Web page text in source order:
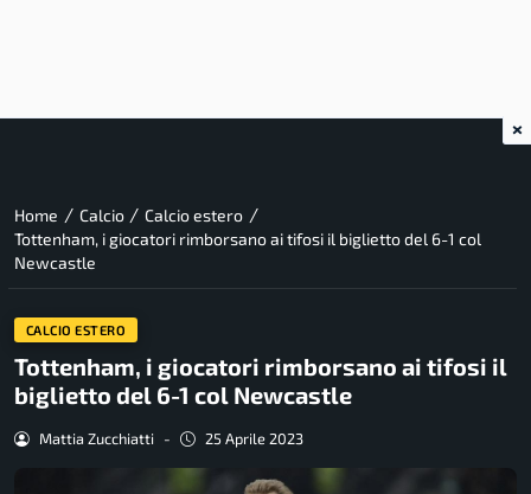
Home / Calcio / Calcio estero /
Tottenham, i giocatori rimborsano ai tifosi il biglietto del 6-1 col
Newcastle
CALCIO ESTERO
Tottenham, i giocatori rimborsano ai tifosi il
biglietto del 6-1 col Newcastle
Mattia Zucchiatti - 25 Aprile 2023
×